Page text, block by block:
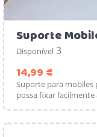
Suporte
Disponível 3
14,99 €
Suporte para mobiles
possa fixar facilmente